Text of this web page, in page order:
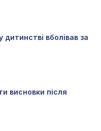
вболівав за
висновки після